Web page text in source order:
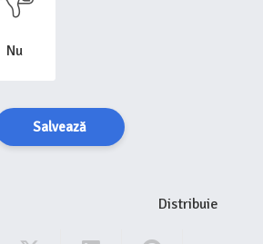
Nu
Salvează
Distribuie